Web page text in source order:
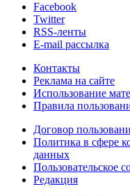
Facebook
Twitter
RSS-ленты
E-mail рассылка
Контакты
Реклама на сайте
Использование
Правила
Договор
Политика в сфере
данных
Пользовательское
Редакция